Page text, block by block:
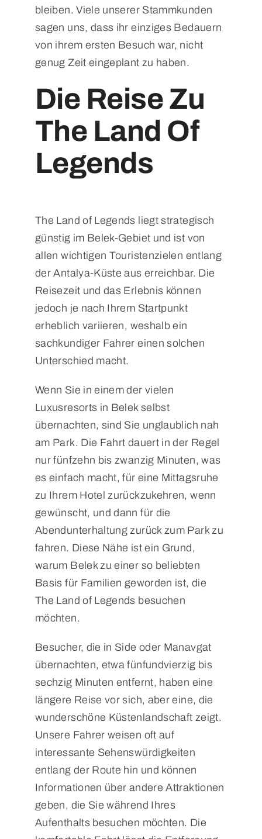
bleiben. Viele unserer Stammkunden
sagen uns, dass ihr einziges Bedauern
von ihrem ersten Besuch war, nicht
genug Zeit eingeplant zu haben.
Die Reise Zu
The Land Of
Legends
The Land of Legends liegt strategisch
günstig im Belek-Gebiet und ist von
allen wichtigen Touristenzielen entlang
der Antalya-Küste aus erreichbar. Die
Reisezeit und das Erlebnis können
jedoch je nach Ihrem Startpunkt
erheblich variieren, weshalb ein
sachkundiger Fahrer einen solchen
Unterschied macht.
Wenn Sie in einem der vielen
Luxusresorts in Belek selbst
übernachten, sind Sie unglaublich nah
am Park. Die Fahrt dauert in der Regel
nur fünfzehn bis zwanzig Minuten, was
es einfach macht, für eine Mittagsruhe
zu Ihrem Hotel zurückzukehren, wenn
gewünscht, und dann für die
Abendunterhaltung zurück zum Park zu
fahren. Diese Nähe ist ein Grund,
warum Belek zu einer so beliebten
Basis für Familien geworden ist, die
The Land of Legends besuchen
möchten.
Besucher, die in Side oder Manavgat
übernachten, etwa fünfundvierzig bis
sechzig Minuten entfernt, haben eine
längere Reise vor sich, aber eine, die
wunderschöne Küstenlandschaft zeigt.
Unsere Fahrer weisen oft auf
interessante Sehenswürdigkeiten
entlang der Route hin und können
Informationen über andere Attraktionen
geben, die Sie während Ihres
Aufenthalts besuchen möchten. Die